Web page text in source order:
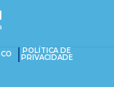
POLÍTICA DE
PRIVACIDADE